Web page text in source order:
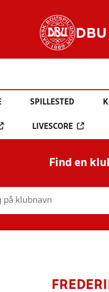
SPILLESTED
LIVESCORE
Find en